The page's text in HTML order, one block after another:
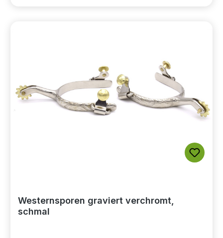
Westernsporen graviert verchromt,
schmal